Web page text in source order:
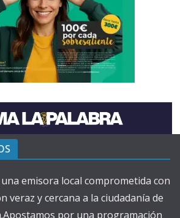
una emisora local comprometida con
veraz y cercana a la ciudadanía de
por una programación